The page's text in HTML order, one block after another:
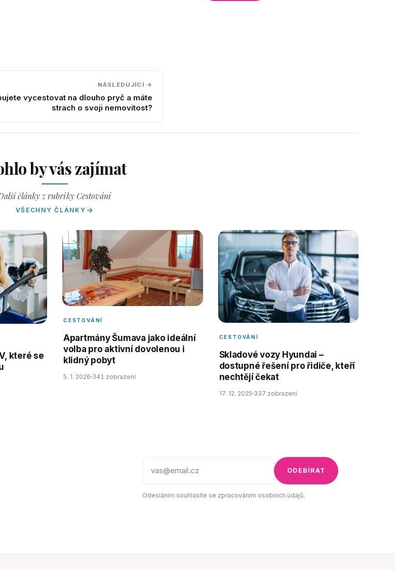
NÁSLEDUJÍCÍ →
vycestovat na dlouho pryč a máte
strach o svoji nemovitost?
by vás zajímat
články z rubriky Cestování
VŠECHNY ČLÁNKY
které se
CESTOVÁNÍ
Apartmány Šumava jako ideální
volba pro aktivní dovolenou i
klidný pobyt
5. 1. 2026 341 zobrazení
CESTOVÁNÍ
Skladové vozy Hyundai –
dostupné řešení pro řidiče, kteří
nechtějí čekat
17. 12. 2025 337 zobrazení
ODEBÍRAT
Odesláním souhlasíte se zpracováním osobních údajů.